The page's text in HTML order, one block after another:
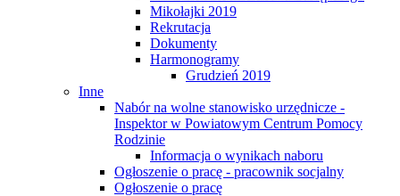
Mikołajki 2019
Rekrutacja
Dokumenty
Harmonogramy
Grudzień 2019
Inne
Nabór na wolne stanowisko urzędnicze -
Inspektor w Powiatowym Centrum Pomocy
Rodzinie
Informacja o wynikach naboru
Ogłoszenie o pracę - pracownik socjalny
Ogłoszenie o pracę